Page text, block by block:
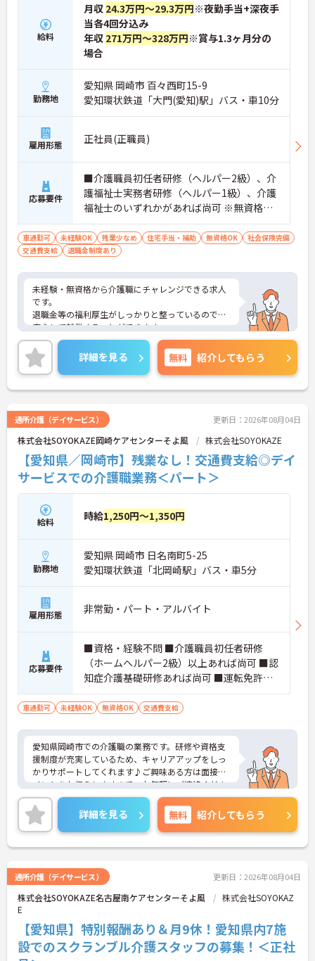
給料
月収 24.3万円～29.3万円※夜勤手当+深夜手
当各4回分込み
年収 271万円～328万円※賞与1.3ヶ月分の
場合
勤務地
愛知県 岡崎市 百々西町15-9
愛知環状鉄道「大門(愛知)駅」バス・車10分
雇用形態 正社員(正職員)
応募要件
■介護職員初任者研修（ヘルパー2級）、介
護福祉士実務者研修（ヘルパー1級）、介護
福祉士のいずれかがあれば尚可 ※無資格・
未経験相談可
車通勤可 未経験OK 残業少なめ 住宅手当・補助 無資格OK
社会保険完備
交通費支給
退職金制度あり
未経験・無資格から介護職にチャレンジできる求人
です。
退職金等の福利厚生がしっかりと整っているので、
安心して就業することができます。
ご興味ある方には、面接対策ポイントなど、さらに
詳細をお話しいたしますのでお気軽にご相談くださ
い！
詳細を見る 無料 紹介してもらう
通所介護（デイサービス） 更新日：2026年08月04日
株式会社SOYOKAZE岡崎ケアセンターそよ風 株式会社SOYOKAZE
【愛知県／岡崎市】残業なし！交通費支給◎デイ
サービスでの介護職業務＜パート＞
給料 時給1,250円～1,350円
勤務地
愛知県 岡崎市 日名南町5-25
愛知環状鉄道「北岡崎駅」バス・車5分
雇用形態 非常勤・パート・アルバイト
応募要件
■資格・経験不問 ■介護職員初任者研修
（ホームヘルパー2級）以上あれば尚可 ■認
知症介護基礎研修あれば尚可 ■運転免許必
須（AT限定可）
車通勤可 未経験OK 無資格OK 交通費支給
愛知県岡崎市での介護職の業務です。研修や資格支
援制度が充実しているため、キャリアアップをしっ
かりサポートしてくれます♪ご興味ある方は面接ポ
イントをお伝えしますので、お気軽にご連絡くださ
い。
詳細を見る 無料 紹介してもらう
通所介護（デイサービス） 更新日：2026年08月04日
株式会社SOYOKAZE名古屋南ケアセンターそよ風
株式会社SOYOKAZ
E
【愛知県】特別報酬あり＆月9休！愛知県内7施
設でのスクランブル介護スタッフの募集！＜正社